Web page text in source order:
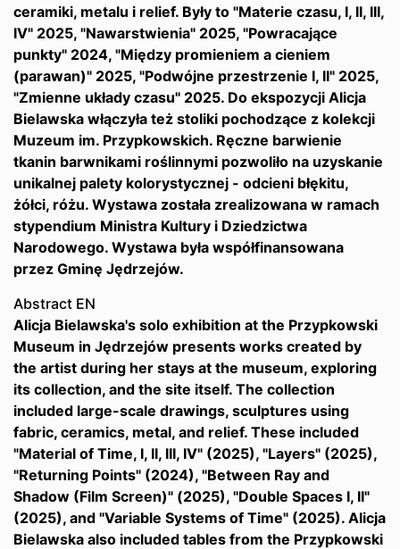
ceramiki, metalu i relief. Były to "Materie czasu, I, II, III,
IV" 2025, "Nawarstwienia" 2025, "Powracające
punkty" 2024, "Między promieniem a cieniem
(parawan)" 2025, "Podwójne przestrzenie I, II" 2025,
"Zmienne układy czasu" 2025. Do ekspozycji Alicja
Bielawska włączyła też stoliki pochodzące z kolekcji
Muzeum im. Przypkowskich. Ręczne barwienie
tkanin barwnikami roślinnymi pozwoliło na uzyskanie
unikalnej palety kolorystycznej - odcieni błękitu,
żółci, różu. Wystawa została zrealizowana w ramach
stypendium Ministra Kultury i Dziedzictwa
Narodowego. Wystawa była współfinansowana
przez Gminę Jędrzejów.
Abstract EN
Alicja Bielawska's solo exhibition at the Przypkowski
Museum in Jędrzejów presents works created by
the artist during her stays at the museum, exploring
its collection, and the site itself. The collection
included large-scale drawings, sculptures using
fabric, ceramics, metal, and relief. These included
"Material of Time, I, II, III, IV" (2025), "Layers" (2025),
"Returning Points" (2024), "Between Ray and
Shadow (Film Screen)" (2025), "Double Spaces I, II"
(2025), and "Variable Systems of Time" (2025). Alicja
Bielawska also included tables from the Przypkowski